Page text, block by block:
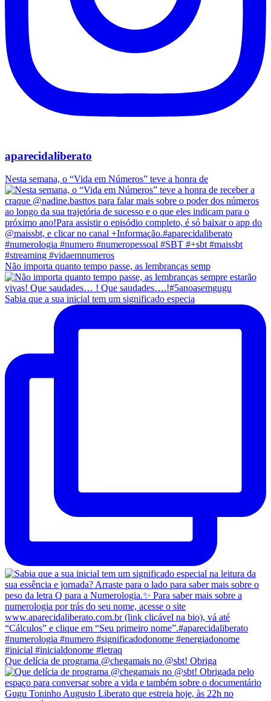
aparecidaliberato
Nesta semana, o “Vida em Números” teve a honra de
Não importa quanto tempo passe, as lembranças semp
Sabia que a sua inicial tem um significado especia
Que delícia de programa @chegamais no @sbt! Obriga